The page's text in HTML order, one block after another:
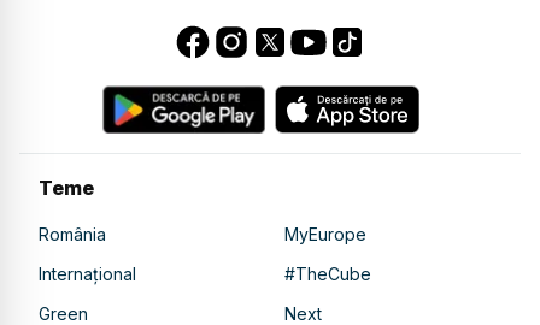
Teme
România
MyEurope
Internațional
#TheCube
Green
Next